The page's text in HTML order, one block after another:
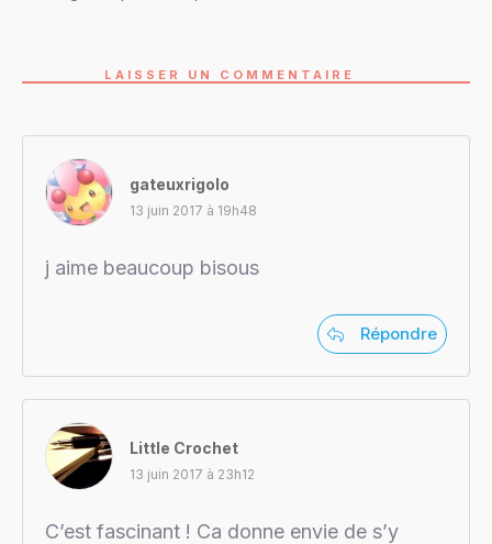
LAISSER UN COMMENTAIRE
gateuxrigolo
13 juin 2017 à 19h48
j aime beaucoup bisous
Répondre
Little Crochet
13 juin 2017 à 23h12
C’est fascinant ! Ca donne envie de s’y